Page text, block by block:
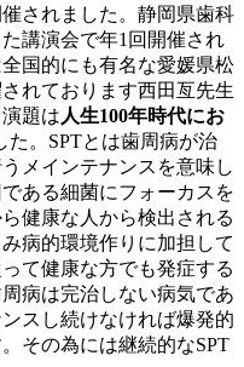
されました。静岡県歯科
講演会で年1回開催され
国的にも有名な愛媛県松
れております西田亙先生
題は 人生100年時代にお
た。SPTとは歯周病が治
メインテナンスを意味し
ある細菌にフォーカスを
健康な人から検出される
病的環境作りに加担して
て健康な方でも発症する
病は完治しない病気であ
スし続けなければ爆発的
その為には継続的なSPT